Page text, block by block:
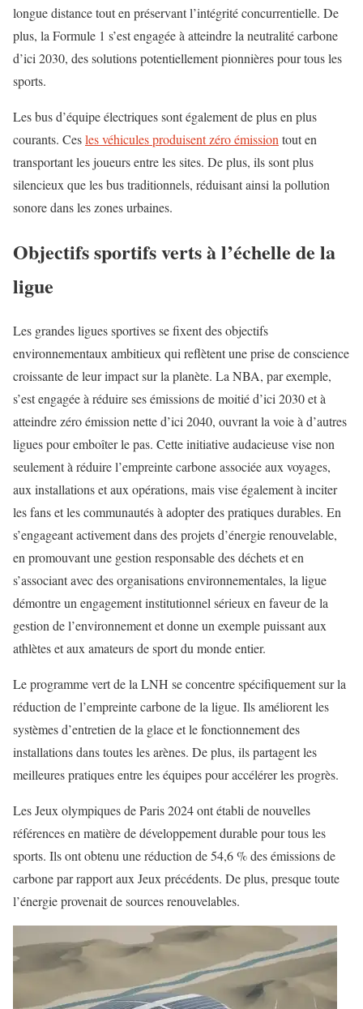
longue distance tout en préservant l’intégrité concurrentielle. De
plus, la Formule 1 s’est engagée à atteindre la neutralité carbone
d’ici 2030, des solutions potentiellement pionnières pour tous les
sports.
Les bus d’équipe électriques sont également de plus en plus
courants. Cesles véhicules produisent zéro émissiontout en
transportant les joueurs entre les sites. De plus, ils sont plus
silencieux que les bus traditionnels, réduisant ainsi la pollution
sonore dans les zones urbaines.
Objectifs sportifs verts à l’échelle de la
ligue
Les grandes ligues sportives se fixent des objectifs
environnementaux ambitieux qui reflètent une prise de conscience
croissante de leur impact sur la planète. La NBA, par exemple,
s’est engagée à réduire ses émissions de moitié d’ici 2030 et à
atteindre zéro émission nette d’ici 2040, ouvrant la voie à d’autres
ligues pour emboîter le pas. Cette initiative audacieuse vise non
seulement à réduire l’empreinte carbone associée aux voyages,
aux installations et aux opérations, mais vise également à inciter
les fans et les communautés à adopter des pratiques durables. En
s’engageant activement dans des projets d’énergie renouvelable,
en promouvant une gestion responsable des déchets et en
s’associant avec des organisations environnementales, la ligue
démontre un engagement institutionnel sérieux en faveur de la
gestion de l’environnement et donne un exemple puissant aux
athlètes et aux amateurs de sport du monde entier.
Le programme vert de la LNH se concentre spécifiquement sur la
réduction de l’empreinte carbone de la ligue. Ils améliorent les
systèmes d’entretien de la glace et le fonctionnement des
installations dans toutes les arènes. De plus, ils partagent les
meilleures pratiques entre les équipes pour accélérer les progrès.
Les Jeux olympiques de Paris 2024 ont établi de nouvelles
références en matière de développement durable pour tous les
sports. Ils ont obtenu une réduction de 54,6 % des émissions de
carbone par rapport aux Jeux précédents. De plus, presque toute
l’énergie provenait de sources renouvelables.